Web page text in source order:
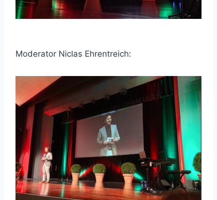
Moderator Niclas Ehrentreich: